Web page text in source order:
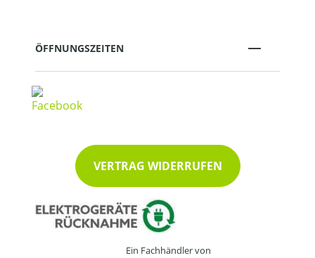
ÖFFNUNGSZEITEN
VERTRAG WIDERRUFEN
Ein Fachhändler von